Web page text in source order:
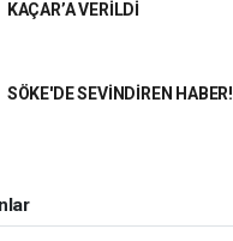
KAÇAR’A VERİLDİ
SÖKE'DE SEVİNDİREN HABER!